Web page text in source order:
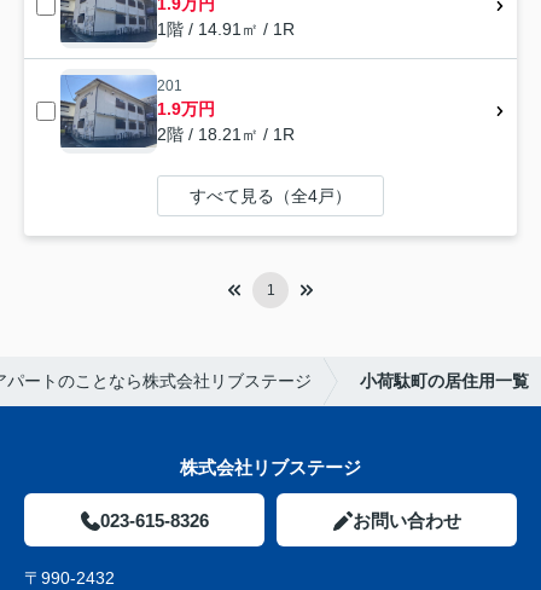
1階 / 14.91㎡ / 1R
201
1.9万円
2階 / 18.21㎡ / 1R
すべて見る（全4戸）
1
パートのことなら株式会社リブステージ 小荷駄町の居住用一覧
株式会社リブステージ
023-615-8326 お問い合わせ
〒990-2432